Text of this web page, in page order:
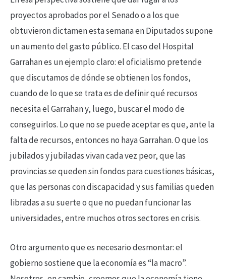
proyectos aprobados por el Senado o a los que
obtuvieron dictamen esta semana en Diputados supone
un aumento del gasto público. El caso del Hospital
Garrahan es un ejemplo claro: el oficialismo pretende
que discutamos de dónde se obtienen los fondos,
cuando de lo que se trata es de definir qué recursos
necesita el Garrahan y, luego, buscar el modo de
conseguirlos. Lo que no se puede aceptar es que, ante la
falta de recursos, entonces no haya Garrahan. O que los
jubilados y jubiladas vivan cada vez peor, que las
provincias se queden sin fondos para cuestiones básicas,
que las personas con discapacidad y sus familias queden
libradas a su suerte o que no puedan funcionar las
universidades, entre muchos otros sectores en crisis.
Otro argumento que es necesario desmontar: el
gobierno sostiene que la economía es “la macro”.